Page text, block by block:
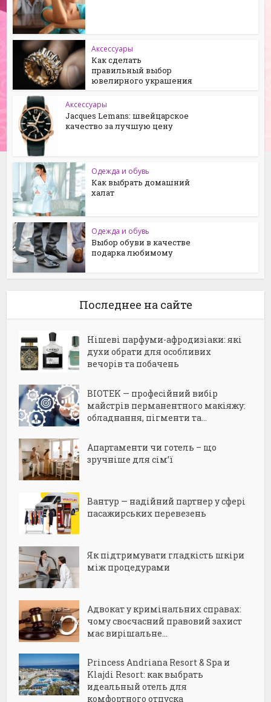
Аксессуары
Как сделать
правильный выбор
ювелирного украшения
Аксессуары
Jacques Lemans: швейцарское
качество за лучшую цену
Одежда и обувь
Как выбрать домашний
халат
Одежда и обувь
Выбор обуви в качестве
подарка любимому
Последнее на сайте
Нішеві парфуми-афродизіаки: які
духи обрати для особливих
вечорів та побачень
BIOTEK — професійний вибір
майстрів перманентного макіяжу:
обладнання, пігменти та...
Апартаменти чи готель – що
зручніше для сім’ї
Вантур — надійний партнер у сфері
пасажирських перевезень
Як підтримувати гладкість шкіри
між процедурами
Адвокат у кримінальних справах:
чому своєчасний правовий захист
має вирішальне...
Princess Andriana Resort & Spa и
Klajdi Resort: как выбрать
идеальный отель для
комфортного отпуска